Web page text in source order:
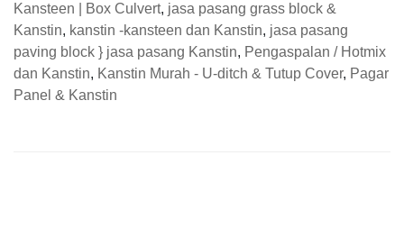
Kansteen | Box Culvert, jasa pasang grass block &
Kanstin, kanstin -kansteen dan Kanstin, jasa pasang
paving block } jasa pasang Kanstin, Pengaspalan / Hotmix
dan Kanstin, Kanstin Murah - U-ditch & Tutup Cover, Pagar
Panel & Kanstin